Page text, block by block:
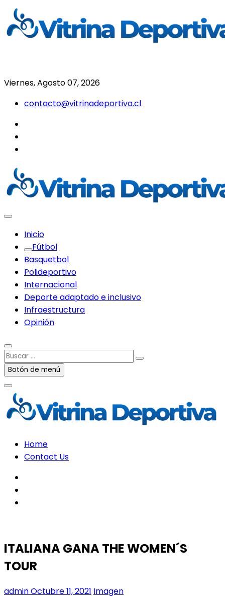
Saltar
al
contenido
Viernes, Agosto 07, 2026
contacto@vitrinadeportiva.cl
Inicio
Fútbol
Basquetbol
Polideportivo
Internacional
Deporte adaptado e inclusivo
Infraestructura
Opinión
Buscar
…Botón de menú
Home
Contact Us
ITALIANA GANA THE WOMEN´S
TOUR
adminOctubre 11, 2021 Imagen